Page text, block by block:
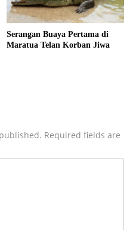
Serangan Buaya Pertama di
Maratua Telan Korban Jiwa
Required fields are